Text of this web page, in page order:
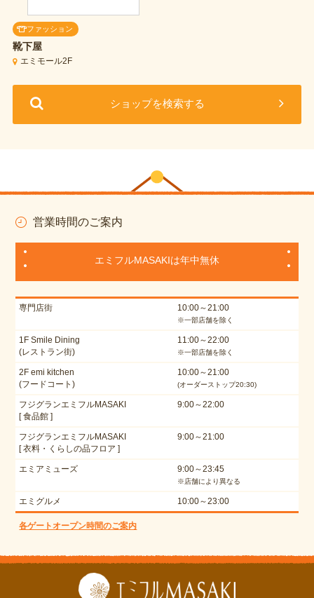
ファッション
靴下屋
エミモール2F
ショップを検索する
営業時間のご案内
エミフルMASAKIは年中無休
専門店街 10:00～21:00
※一部店舗を除く
1F Smile Dining
(レストラン街)
11:00～22:00
※一部店舗を除く
2F emi kitchen
(フードコート)
10:00～21:00
(オーダーストップ20:30)
フジグランエミフルMASAKI
[ 食品館 ]
9:00～22:00
フジグランエミフルMASAKI
[ 衣料・くらしの品フロア ]
9:00～21:00
エミアミューズ 9:00～23:45
※店舗により異なる
エミグルメ 10:00～23:00
各ゲートオープン時間のご案内